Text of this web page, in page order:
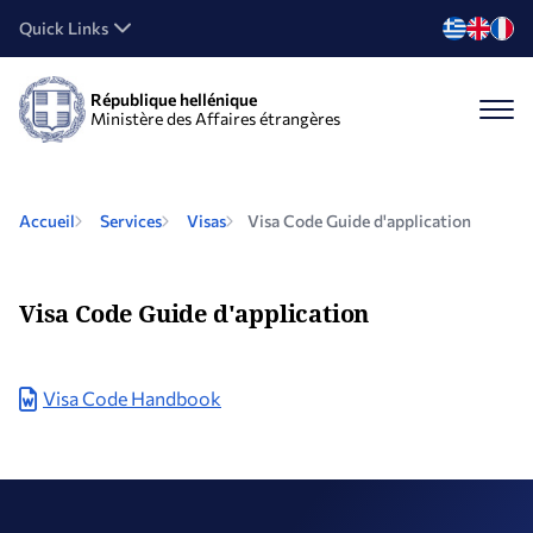
Quick Links
République hellénique
Ministère des Affaires étrangères
Accueil Services Visas Visa Code Guide d'application
Visa Code Guide d'application
Visa Code Handbook